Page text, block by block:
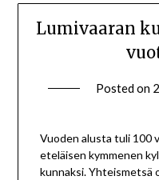
Lumivaaran
Posted on
Vuoden alusta tuli 100
eteläisen kymmenen
kunnaksi. Yhteismetsä